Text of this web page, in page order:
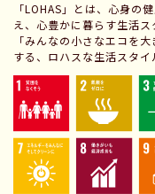
「LOHAS」とは、心身の
え、心豊かに暮らす生活ス
「みんなの小さなエコを
する、ロハスな生活スタ